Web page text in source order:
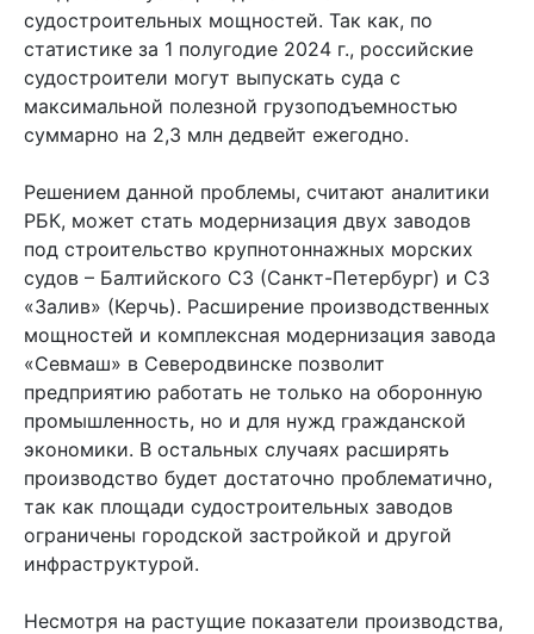
судостроительных мощностей. Так как, по
статистике за 1 полугодие 2024 г., российские
судостроители могут выпускать суда с
максимальной полезной грузоподъемностью
суммарно на 2,3 млн дедвейт ежегодно.
Решением данной проблемы, считают аналитики
РБК, может стать модернизация двух заводов
под строительство крупнотоннажных морских
судов – Балтийского СЗ (Санкт-Петербург) и СЗ
«Залив» (Керчь). Расширение производственных
мощностей и комплексная модернизация завода
«Севмаш» в Северодвинске позволит
предприятию работать не только на оборонную
промышленность, но и для нужд гражданской
экономики. В остальных случаях расширять
производство будет достаточно проблематично,
так как площади судостроительных заводов
ограничены городской застройкой и другой
инфраструктурой.
Несмотря на растущие показатели производства,